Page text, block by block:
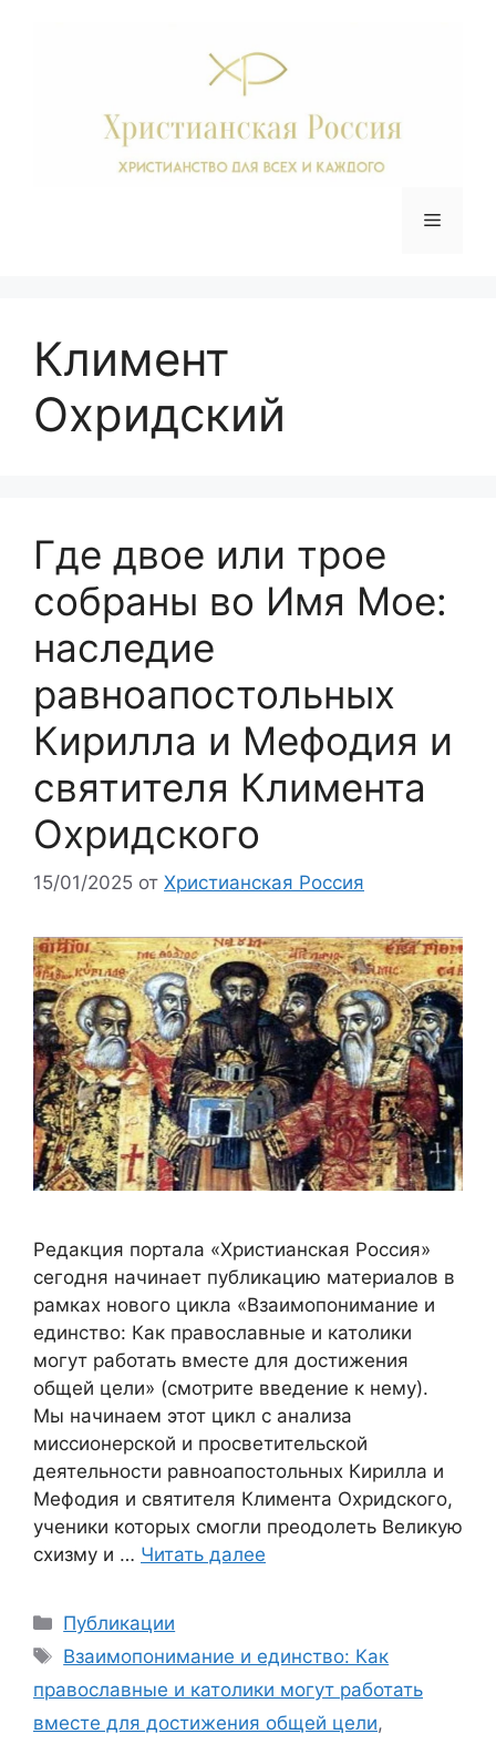
Меню
Климент
Охридский
Где двое или трое
собраны во Имя Мое:
наследие
равноапостольных
Кирилла и Мефодия и
святителя Климента
Охридского
15/01/2025 от Христианская Россия
Редакция портала «Христианская Россия»
сегодня начинает публикацию материалов в
рамках нового цикла «Взаимопонимание и
единство: Как православные и католики
могут работать вместе для достижения
общей цели» (смотрите введение к нему).
Мы начинаем этот цикл с анализа
миссионерской и просветительской
деятельности равноапостольных Кирилла и
Мефодия и святителя Климента Охридского,
ученики которых смогли преодолеть Великую
схизму и … Читать далее
Рубрики
Публикации
Метки
Взаимопонимание и единство: Как
православные и католики могут работать
вместе для достижения общей цели,